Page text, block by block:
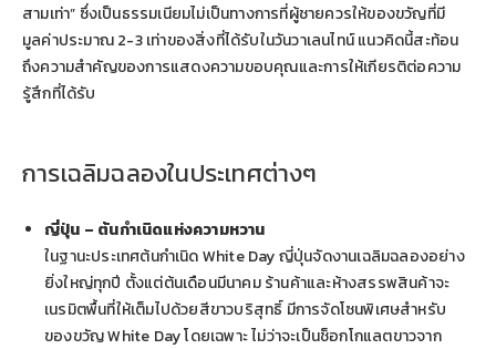
สามเท่า” ซึ่งเป็นธรรมเนียมไม่เป็นทางการที่ผู้ชายควรให้ของขวัญที่มี
มูลค่าประมาณ 2-3 เท่าของสิ่งที่ได้รับในวันวาเลนไทน์ แนวคิดนี้สะท้อน
ถึงความสำคัญของการแสดงความขอบคุณและการให้เกียรติต่อความ
รู้สึกที่ได้รับ
การเฉลิมฉลองในประเทศต่างๆ
ญี่ปุ่น – ต้นกำเนิดแห่งความหวาน
ในฐานะประเทศต้นกำเนิด White Day ญี่ปุ่นจัดงานเฉลิมฉลองอย่าง
ยิ่งใหญ่ทุกปี ตั้งแต่ต้นเดือนมีนาคม ร้านค้าและห้างสรรพสินค้าจะ
เนรมิตพื้นที่ให้เต็มไปด้วยสีขาวบริสุทธิ์ มีการจัดโซนพิเศษสำหรับ
ของขวัญ White Day โดยเฉพาะ ไม่ว่าจะเป็นช็อกโกแลตขาวจาก